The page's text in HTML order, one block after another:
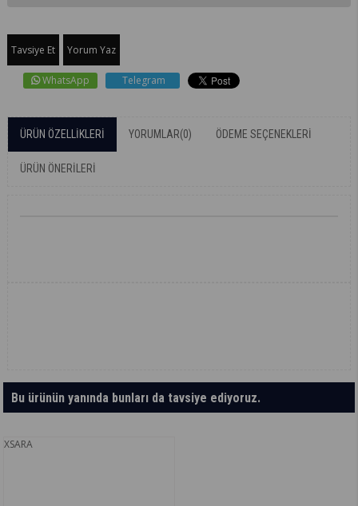
Tavsiye Et Yorum Yaz
WhatsApp Telegram
ÜRÜN ÖZELLIKLERI YORUMLAR(0) ÖDEME SEÇENEKLERI
ÜRÜN ÖNERILERI
Bu ürünün yanında bunları da tavsiye ediyoruz.
XSARA